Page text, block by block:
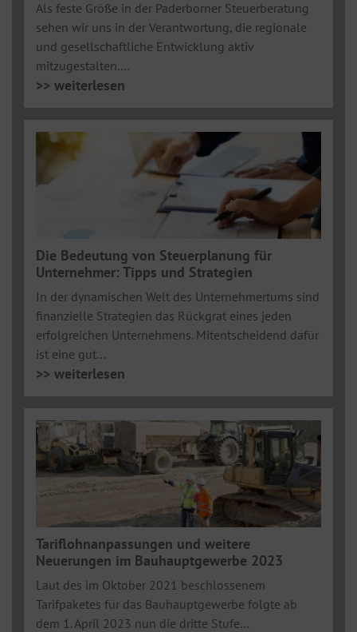
Als feste Größe in der Paderborner Steuerberatung
sehen wir uns in der Verantwortung, die regionale
und gesellschaftliche Entwicklung aktiv
mitzugestalten.…
>> weiterlesen
Die Bedeutung von Steuerplanung für
Unternehmer: Tipps und Strategien
In der dynamischen Welt des Unternehmertums sind
finanzielle Strategien das Rückgrat eines jeden
erfolgreichen Unternehmens. Mitentscheidend dafür
ist eine gut…
>> weiterlesen
Tariflohnanpassungen und weitere
Neuerungen im Bauhauptgewerbe 2023
Laut des im Oktober 2021 beschlossenem
Tarifpaketes für das Bauhauptgewerbe folgte ab
dem 1. April 2023 nun die dritte Stufe…